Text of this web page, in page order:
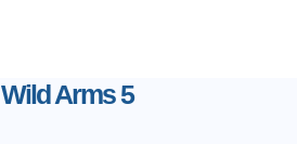
Wild Arms 5